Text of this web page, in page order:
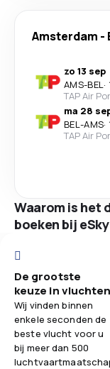
Amsterdam -
zo 13 sep
AMS-BEL·
TAP Air
ma 28
BEL-AMS·
TAP Air
Waarom is het
boeken bij
De grootste
keuze in vluchten
Wij vinden binnen
enkele seconden de
beste vlucht voor u
bij meer dan 500